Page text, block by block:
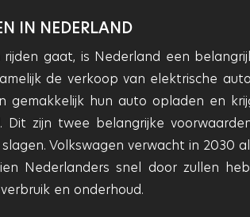
IN NEDERLAND
gaat, is Nederland een
de verkoop van elektrische
gemakkelijk hun auto opladen en
Dit zijn twee belangrijke
Volkswagen verwacht in 2030
Nederlanders snel door zullen
en onderhoud.